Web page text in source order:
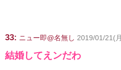
33: ニュー即@名無し 2019/01/21(
結婚してえンだわ